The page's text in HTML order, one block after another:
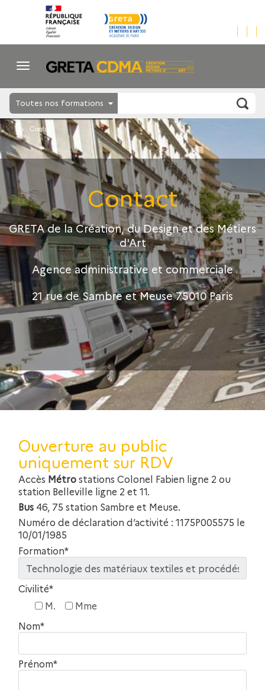
Toutes nos formations
Contact
GRETA de la Création, du Design et des Métiers
d'Art
Agence administrative et commerciale
21 rue de Sambre et Meuse 75010 Paris
Contact
Ouverture au public
uniquement sur RDV
Accès Métrostations Colonel Fabien ligne 2 ou
station Belleville ligne 2 et 11.
Bus 46, 75 station Sambre et Meuse.
Numéro de déclaration d’activité : 1175P005575 le
10/01/1985
Formation*
Civilité*
M.
Mme
Nom*
Prénom*